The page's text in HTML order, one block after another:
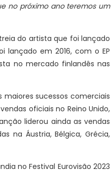
no próximo ano teremos um
do artista que foi lançado
lançado em 2016, com o EP
no mercado finlandês nas
sucessos comerciais
oficiais no Reino Unido,
liderou ainda as vendas
na Áustria, Bélgica, Grécia,
no Festival Eurovisão 2023